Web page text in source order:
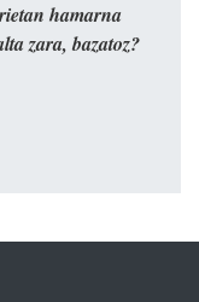
hamarna
zara, bazatoz?